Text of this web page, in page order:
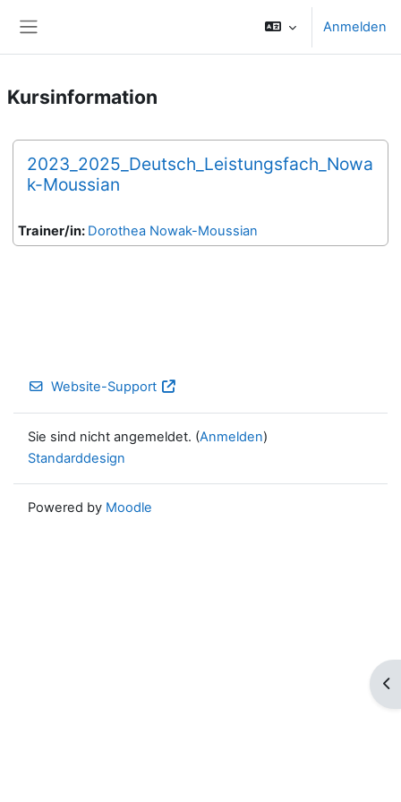
Anmelden
Kursinformation
2023_2025_Deutsch_Leistungsfach_Nowa
k-Moussian
Trainer/in: Dorothea Nowak-Moussian
Website-Support
Sie sind nicht angemeldet. (Anmelden)
Standarddesign
Powered by Moodle